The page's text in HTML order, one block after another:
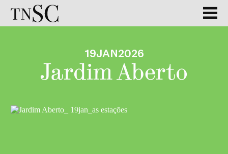
19JAN2026
Jardim Aberto
GALERIA